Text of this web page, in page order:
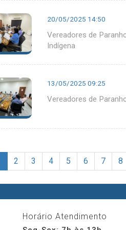
20/05/2025 14:50
Vereadores de
Indígena
13/05/2025 09:25
Vereadores de
2 3 4 5 6 7 8
Horário Atendimento